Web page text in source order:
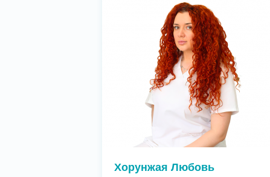
Хорунжая Любовь